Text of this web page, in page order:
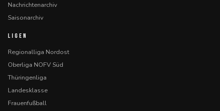
Nachrichtenarchiv
Saisonarchiv
LIGEN
Regionalliga Nordost
Oberliga NOFV Süd
Thüringenliga
Landesklasse
Frauenfußball